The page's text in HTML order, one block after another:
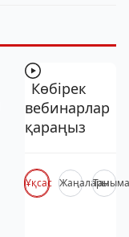
Көбірек
вебинарлар
қараңыз
Ұқсас Жаңалары